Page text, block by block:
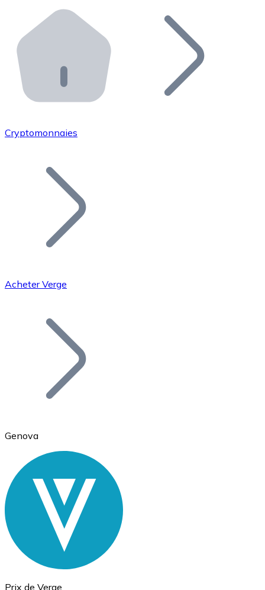
Distributeurs automatiques Bitnovo
Intégrez un ATM Bitnovo dans votre entreprise et
API Bitnovo
Intégrez notre API dans votre écosystème.
Rejoignez notre réseau de distributeurs et
Ajoutez le token de votre projet à notre service
Bitcoin
Ethereum
Cryptomonnaies
Acheter Verge
Genova
Prix de Verge